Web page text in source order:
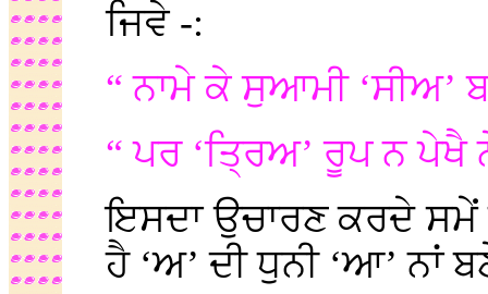
ਜਿਵੇ -:
“ ਨਾਮੇ ਕੇ ਸੁਆਮੀ ‘ਸੀਅ’
“ ਪਰ ‘ਤ੍ਰਿਅ’ ਰੂਪ ਨ ਪੇਖੈ
ਇਸਦਾ ਉਚਾਰਣ ਕਰਦੇ ਸਮੇਂ
ਹੈ ‘ਅ’ ਦੀ ਧੁਨੀ ‘ਆ’ ਨਾਂ